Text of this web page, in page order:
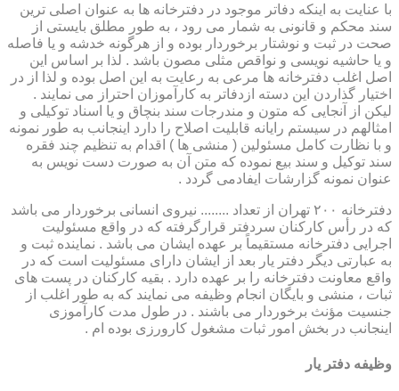
با عنایت به اینکه دفاتر موجود در دفترخانه ها به عنوان اصلی ترین
سند محکم و قانونی به شمار می رود ، به طور مطلق بایستی از
صحت در ثبت و نوشتار برخوردار بوده و از هرگونه خدشه و یا فاصله
و یا حاشیه نویسی و نواقص مثلی مصون باشد . لذا بر اساس این
اصل اغلب دفترخانه ها مرعی به رعایت به این اصل بوده و لذا از در
اختیار گذاردن این دسته ازدفاتر به کارآموزان احتراز می نمایند .
لیکن از آنجایی که متون و مندرجات سند بنچاق و یا اسناد توکیلی و
امثالهم در سیستم رایانه قابلیت اصلاح را دارد اینجانب به طور نمونه
و با نظارت کامل مسئولین ( منشی ها ) اقدام به تنظیم چند فقره
سند توکیل و سند بیع نموده که متن آن به صورت دست نویس به
عنوان نمونه گزارشات ایفادمی گردد .
دفترخانه ۲۰۰ تهران از تعداد ........ نیروی انسانی برخوردار می باشد
که در رأس کارکنان سردفتر قرارگرفته که در واقع مسئولیت
اجرایی دفترخانه مستقیماً بر عهده ایشان می باشد . نماینده ثبت و
به عبارتی دیگر دفتر یار بعد از ایشان دارای مسئولیت است که در
واقع معاونت دفترخانه را بر عهده دارد . بقیه کارکنان در پست های
ثبات ، منشی و بایگان انجام وظیفه می نمایند که به طور اغلب از
جنسیت مؤنث برخوردار می باشند . در طول مدت کارآموزی
اینجانب در بخش امور ثبات مشغول کارورزی بوده ام .
وظیفه دفتر یار